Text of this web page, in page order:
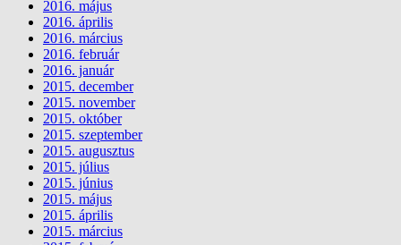
2016. május
2016. április
2016. március
2016. február
2016. január
2015. december
2015. november
2015. október
2015. szeptember
2015. augusztus
2015. július
2015. június
2015. május
2015. április
2015. március